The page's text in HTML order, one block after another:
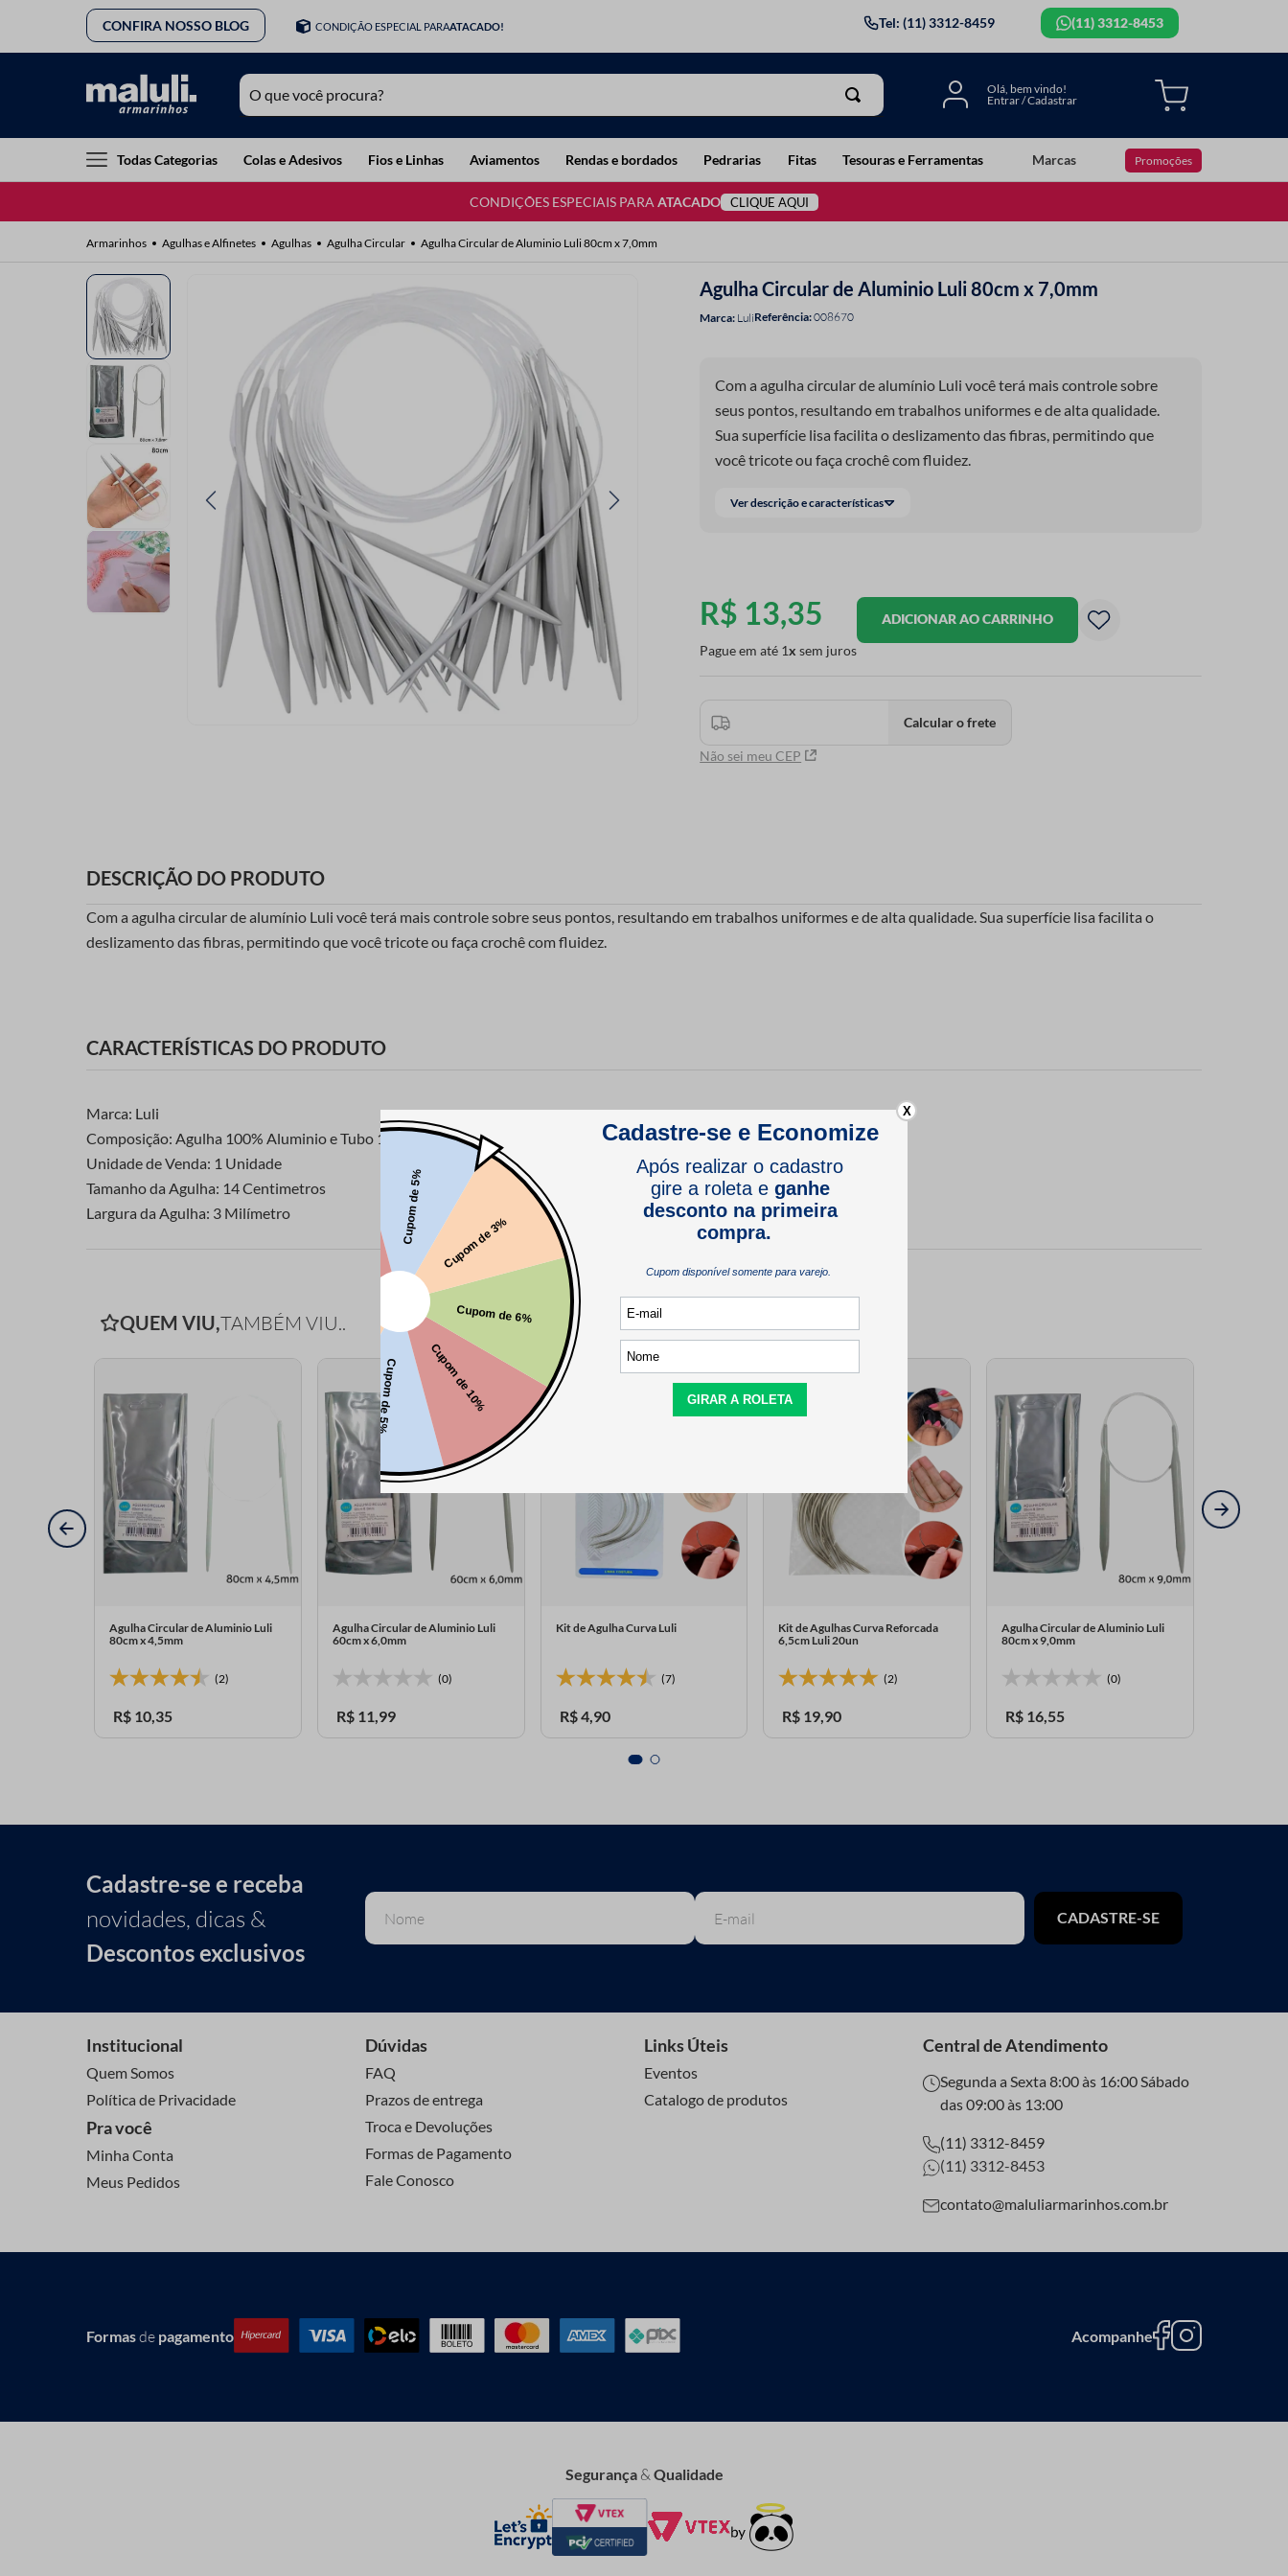
CONFIRA NOSSO BLOG CONDIÇÃO ESPECIAL PARAATACADO! Tel: (11) 3312-8459 (11) 3312-8453
O que você procura?
Todas Categorias Colas e Adesivos Fios e Linhas Aviamentos Rendas e bordados Pedrarias Fitas Tesouras e Ferramentas Marcas Promoções
CONDIÇÕES ESPECIAIS PARA ATACADO CLIQUE AQUI
Agulhas e Alfinetes Agulhas Agulha Circular Agulha Circular de Aluminio Luli 80cm x 7,0mm
Agulha Circular de Aluminio Luli 80cm x 7,0mm
LuliReferência:008670
Com a agulha circular de alumínio Luli você terá mais controle sobre
seus pontos, resultando em trabalhos uniformes e de alta qualidade.
Sua superfície lisa facilita o deslizamento das fibras, permitindo que
você tricote ou faça crochê com fluidez.
Ver descrição e características
R$ 13,35
Pague em até 1 sem juros
ADICIONAR AO CARRINHO
Não sei meu CEP
Calcular o frete
DESCRIÇÃO DO PRODUTO
Com a agulha circular de alumínio Luli você terá mais controle sobre seus pontos, resultando em trabalhos uniformes e de alta qualidade. Sua superfície lisa facilita o
deslizamento das fibras, permitindo que você tricote ou faça crochê com fluidez.
CARACTERÍSTICAS DO PRODUTO
Marca: Luli
Composição: Agulha 100% Aluminio e Tubo 100% Plástico
Unidade de Venda: 1 Unidade
Tamanho da Agulha: 14 Centimetros
Largura da Agulha: 3 Milímetro
QUEM VIU,TAMBÉM VIU..
Agulha Circular de Aluminio Luli
80cm x 4,5mm
(2)
R$ 10,35
Agulha Circular de Aluminio Luli
60cm x 6,0mm
(0)
R$ 11,99
Kit de Agulha Curva Luli
(7)
R$4,90
Kit de Agulhas Curva Reforcada
6,5cm Luli 20un
(2)
R$ 19,90
Agulha Circular de Aluminio Luli
80cm x 9,0mm
(0)
R$ 16,55
Cadastre-se e receba
novidades, dicas &
Descontos exclusivos
CADASTRE-SE
Institucional
Quem Somos
Política de Privacidade
Pra você
Minha Conta
Meus Pedidos
Dúvidas
FAQ
Prazos de entrega
Troca e Devoluções
Formas de Pagamento
Fale Conosco
Links Úteis
Eventos
Catalogo de produtos
Central de Atendimento
Segunda a Sexta 8:00 às 16:00 Sábado
das 09:00 às 13:00
(11) 3312-8459
(11) 3312-8453
contato@maluliarmarinhos.com.br
Formasde pagamento Acompanhe
Segurança& Qualidade
TERMOS MAIS BUSCADOS
1º
lã
3 º
botão
7º
8 º
fio malha
9 º
fita cetim
10
passamanaria
X